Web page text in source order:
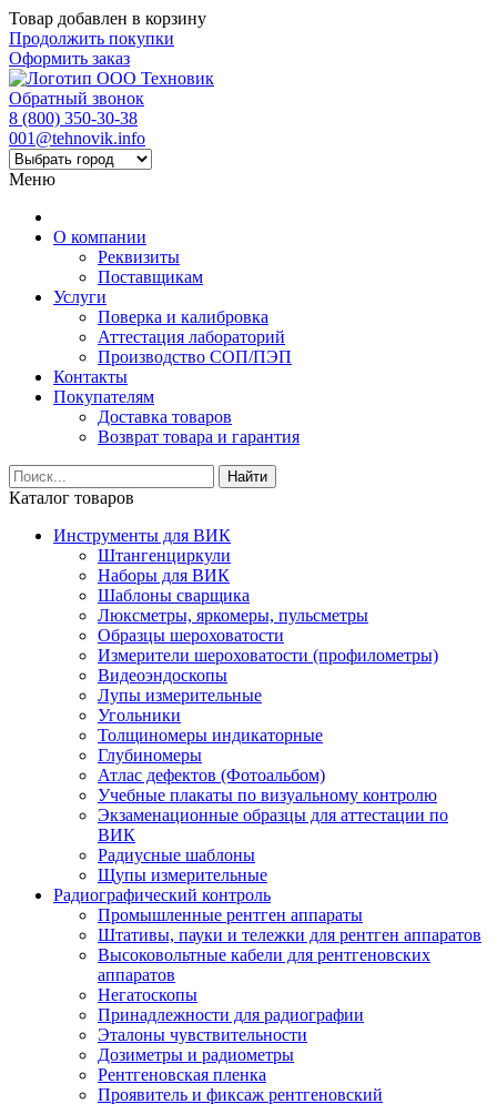
Товар добавлен в корзину
Продолжить покупки
Оформить заказ
Обратный звонок
8 (800) 350-30-38
001@tehnovik.info
Меню
О компании
Реквизиты
Поставщикам
Услуги
Поверка и калибровка
Аттестация лабораторий
Производство СОП/ПЭП
Контакты
Покупателям
Доставка товаров
Возврат товара и гарантия
Найти
Каталог товаров
Инструменты для ВИК
Штангенциркули
Наборы для ВИК
Шаблоны сварщика
Люксметры, яркомеры, пульсметры
Образцы шероховатости
Измерители шероховатости (профилометры)
Видеоэндоскопы
Лупы измерительные
Угольники
Толщиномеры индикаторные
Глубиномеры
Атлас дефектов (Фотоальбом)
Учебные плакаты по визуальному контролю
Экзаменационные образцы для аттестации по
ВИК
Радиусные шаблоны
Щупы измерительные
Радиографический контроль
Промышленные рентген аппараты
Штативы, пауки и тележки для рентген аппаратов
Высоковольтные кабели для рентгеновских
аппаратов
Негатоскопы
Принадлежности для радиографии
Эталоны чувствительности
Дозиметры и радиометры
Рентгеновская пленка
Проявитель и фиксаж рентгеновский